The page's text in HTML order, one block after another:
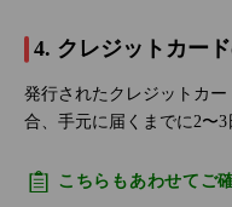
4. クレジットカー
発行されたクレジットカー
合、手元に届くまでに2〜3
こちらもあわせてご